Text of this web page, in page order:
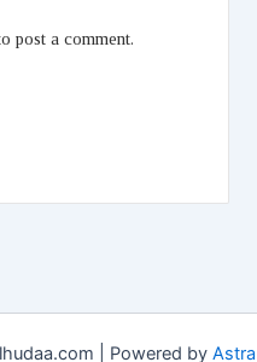
post a comment.
| Powered by Astra